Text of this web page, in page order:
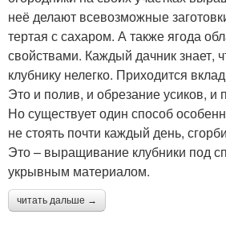
неё делают всевозможные
тертая с сахаром. А также ягода
свойствами. Каждый дачник знает,
клубнику нелегко. Приходится
Это и полив, и обрезание усиков, и
Но существует один способ
не стоять почти каждый день,
Это – выращивание клубники под
укрывным материалом.
читать дальше →